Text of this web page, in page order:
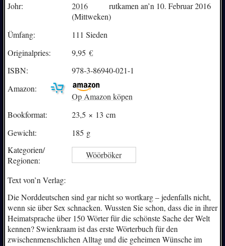
Johr:
2016
rutkamen an’n 10. Februar 2016
(Mittweken)
Ümfang:
111 Sieden
Originalpries:
9,95 €
ISBN:
978-3-86940-021-1
Amazon:
Op Amazon köpen
Bookformat:
23,5 × 13 cm
Gewicht:
185 g
Kategorien/
Regionen:
Wöörböker
Text von’n Verlag:
Die Norddeutschen sind gar nicht so wortkarg – jedenfalls nicht,
wenn sie über Sex schnacken. Wussten Sie schon, dass die in ihrer
Heimatsprache über 150 Wörter für die schönste Sache der Welt
kennen? Swienkraam ist das erste Wörterbuch für den
zwischenmenschlichen Alltag und die geheimen Wünsche im